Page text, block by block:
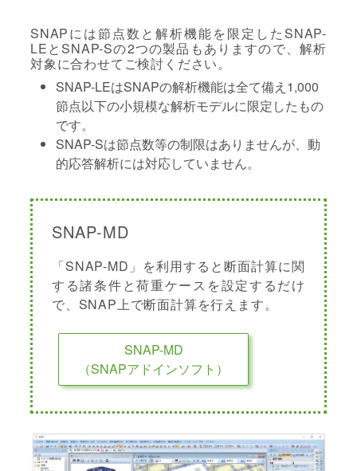
SNAPには節点数と解析機能を限定したSNAP-
LEとSNAP-Sの2つの製品もありますので、解析
対象に合わせてご検討ください。
SNAP-LEはSNAPの解析機能は全て備え1,000
節点以下の小規模な解析モデルに限定したもの
です。
SNAP-Sは節点数等の制限はありませんが、動
的応答解析には対応していません。
SNAP-MD
「SNAP-MD」を利用すると断面計算に関
する諸条件と荷重ケースを設定するだけ
で、SNAP上で断面計算を行えます。
SNAP-MD
（SNAPアドインソフト）